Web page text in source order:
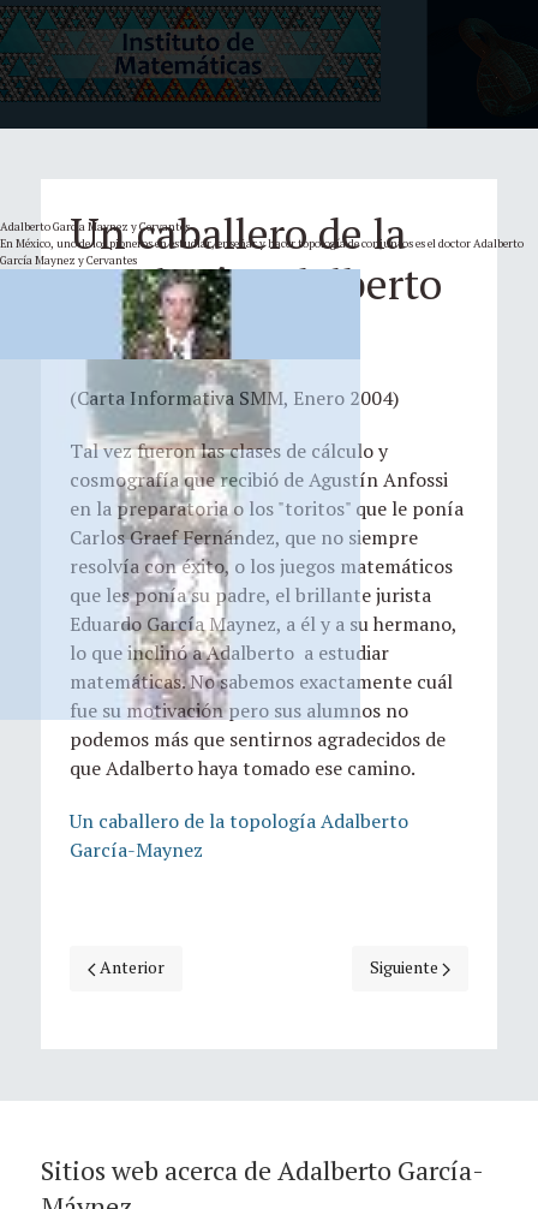
Adalberto García Maynez y Cervantes
En México, uno de los pioneros en estudiar, enseñar y hacer topología de conjuntos es el doctor Adalberto
García Maynez y CervantesUn caballero de la
topología Adalberto
García-Maynez
(Carta Informativa SMM, Enero 2004)
Tal vez fueron las clases de cálculo y
cosmografía que recibió de Agustín Anfossi
en la preparatoria o los "toritos" que le ponía
Carlos Graef Fernández, que no siempre
resolvía con éxito, o los juegos matemáticos
que les ponía su padre, el brillante jurista
Eduardo García Maynez, a él y a su hermano,
lo que inclinó a Adalberto a estudiar
matemáticas. No sabemos exactamente cuál
fue su motivación pero sus alumnos no
podemos más que sentirnos agradecidos de
que Adalberto haya tomado ese camino.
Un caballero de la topología Adalberto
García-Maynez
Artículo anterior: Sensible pérdida del Dr. Adalberto
Anterior Artículo siguiente:
Siguiente
Sitios web acerca de Adalberto García-